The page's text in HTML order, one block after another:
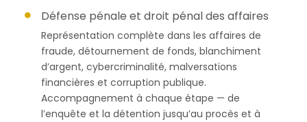
Défense pénale et droit pénal des affaires
Représentation complète dans les affaires de
fraude, détournement de fonds, blanchiment
d’argent, cybercriminalité, malversations
financières et corruption publique.
Accompagnement à chaque étape — de
l’enquête et la détention jusqu’au procès et à